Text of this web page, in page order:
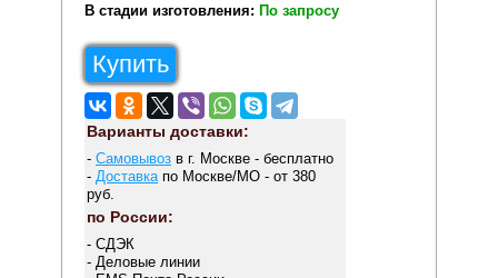
В стадии изготовления: По запросу
Купить
Варианты доставки:
- Самовывозв г. Москве - бесплатно
- Доставкапо Москве/МО - от 380
руб.
по России:
- СДЭК
- Деловые линии